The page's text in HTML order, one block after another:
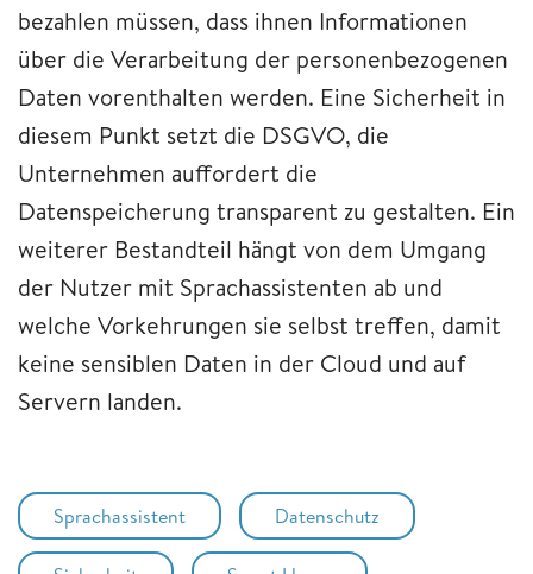
bezahlen müssen, dass ihnen Informationen
über die Verarbeitung der personenbezogenen
Daten vorenthalten werden. Eine Sicherheit in
diesem Punkt setzt die DSGVO, die
Unternehmen auffordert die
Datenspeicherung transparent zu gestalten. Ein
weiterer Bestandteil hängt von dem Umgang
der Nutzer mit Sprachassistenten ab und
welche Vorkehrungen sie selbst treffen, damit
keine sensiblen Daten in der Cloud und auf
Servern landen.
Sprachassistent Datenschutz